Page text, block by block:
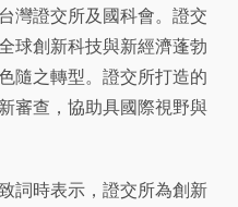
灣證交所及國科會。證交
球創新科技與新經濟蓬勃
隨之轉型。證交所打造的
審查，協助具國際視野與
詞時表示，證交所為創新